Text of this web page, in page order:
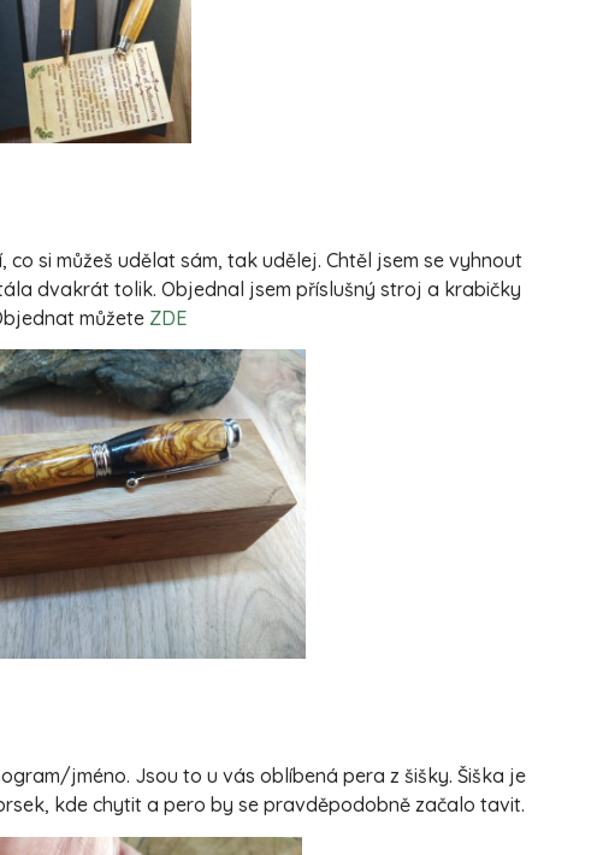
si můžeš udělat sám, tak udělej. Chtěl jsem se vyhnout
dvakrát tolik. Objednal jsem příslušný stroj a krabičky
můžete ZDE
jméno. Jsou to u vás oblíbená pera z šišky. Šiška je
kde chytit a pero by se pravděpodobně začalo tavit.